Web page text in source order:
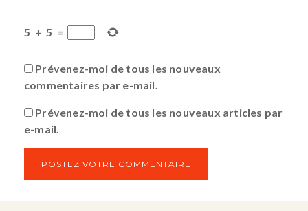
5 + 5 =
Prévenez-moi de tous les nouveaux
commentaires par e-mail.
Prévenez-moi de tous les nouveaux articles par
e-mail.